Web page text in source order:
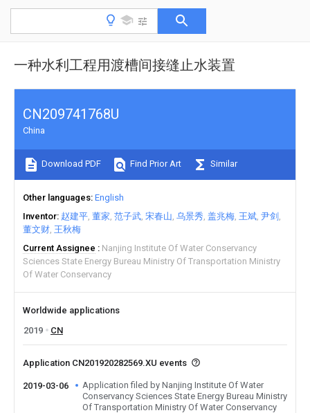
一种水利工程用渡槽间接缝止水装置
CN209741768U
China
Download PDF Find Prior Art Similar
Other languages English
Inventor 赵建平 董家 范子武 宋春山 乌景秀 盖兆梅 王斌 尹剑
董文财 王秋梅
Current Assignee
Nanjing Institute Of Water Conservancy
Sciences State Energy Bureau Ministry Of Transportation Ministry
Of Water Conservancy
Worldwide applications
2019
CN
Application CN201920282569.XU events
2019-03-06
Application filed by Nanjing Institute Of Water
Conservancy Sciences State Energy Bureau Ministry
Of Transportation Ministry Of Water Conservancy